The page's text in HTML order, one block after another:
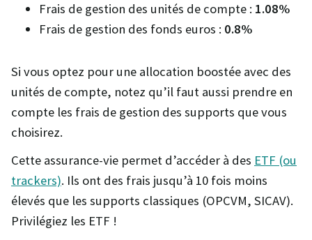
Frais de gestion des unités de compte : 1.08%
Frais de gestion des fonds euros : 0.8%
Si vous optez pour une allocation boostée avec des
unités de compte, notez qu’il faut aussi prendre en
compte les frais de gestion des supports que vous
choisirez.
Cette assurance-vie permet d’accéder à des ETF (ou
trackers). Ils ont des frais jusqu’à 10 fois moins
élevés que les supports classiques (OPCVM, SICAV).
Privilégiez les ETF !